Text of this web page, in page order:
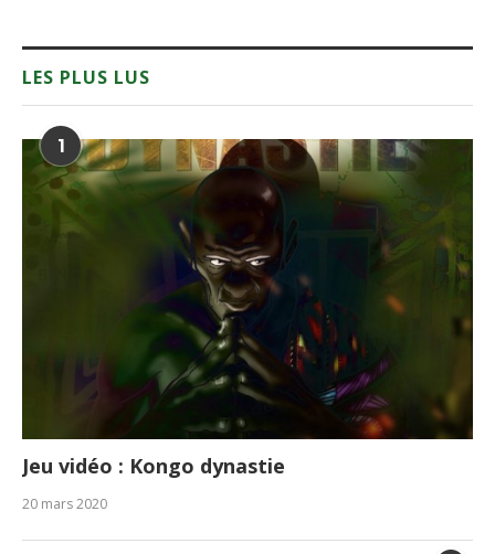
LES PLUS LUS
1
Jeu vidéo : Kongo dynastie
20 mars 2020